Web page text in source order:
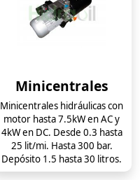
Minicentrales
Minicentrales hidráulicas con
motor hasta 7.5kW en AC y
4kW en DC. Desde 0.3 hasta
25 lit/mi. Hasta 300 bar.
Depósito 1.5 hasta 30 litros.